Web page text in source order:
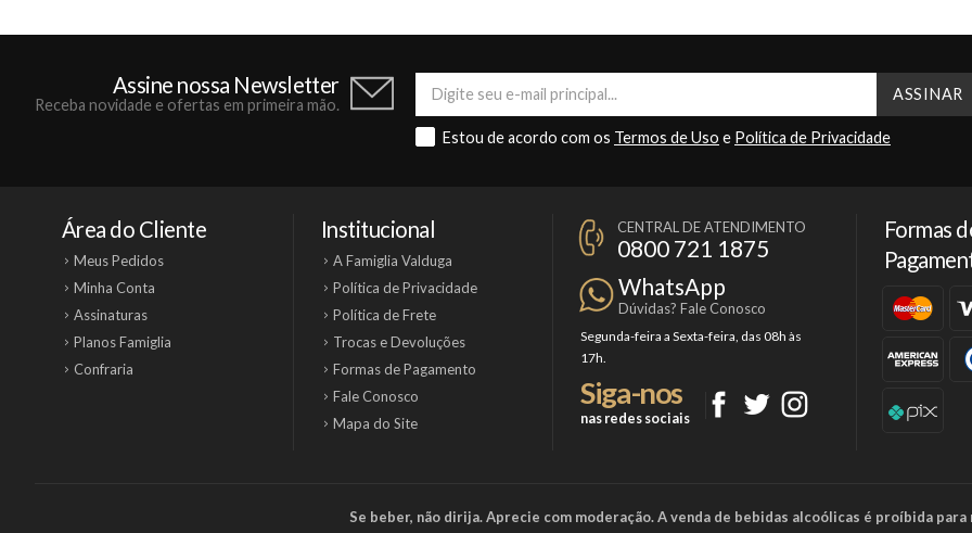
Assine nossa Newsletter
Receba novidade e ofertas em primeira mão.
Estou de acordo com os Termos de Uso e Política de Privacidade
Área do Cliente
Meus Pedidos
Minha Conta
Assinaturas
Planos Famiglia
Confraria
Institucional
A Famiglia Valduga
Política de Privacidade
Política de Frete
Trocas e Devoluções
Formas de Pagamento
Fale Conosco
Mapa do Site
CENTRAL DE ATENDIMENTO
0800 721 1875
WhatsApp
Dúvidas? Fale Conosco
Segunda-feira a Sexta-feira, das 08h às
17h.
Siga-nos
nas redes sociais
Formas
Se beber, não dirija. Aprecie com moderação. A venda de bebidas alcoólicas é proíbida para